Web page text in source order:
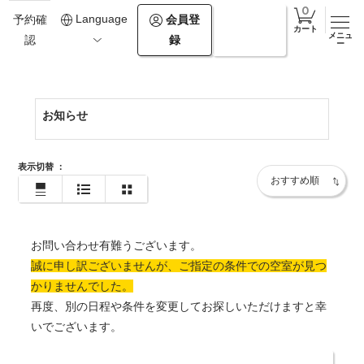
予約確
認
Language
会員登
録
カート
メニュ
ー
0576252801
https://www.suimeikan.co.jp/
お知らせ
表示切替 ：
お問い合わせ有難うございます。
誠に申し訳ございませんが、ご指定の条件での空室が見つ
かりませんでした。
再度、別の日程や条件を変更してお探しいただけますと幸
いでございます。